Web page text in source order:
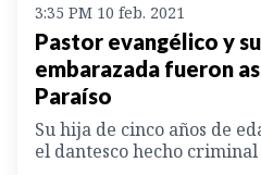
3:35 PM 10 feb. 2021
Pastor evangélico y
embarazada fueron
Paraíso
Su hija de cinco años de
el dantesco hecho